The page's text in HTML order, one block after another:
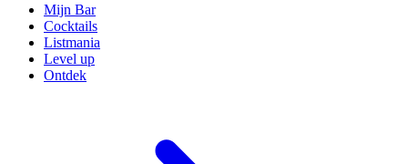
Mijn Bar
Cocktails
Listmania
Level up
Ontdek